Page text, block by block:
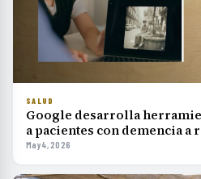
SALUD
Google desarrolla
a pacientes con demencia
May 4, 2026